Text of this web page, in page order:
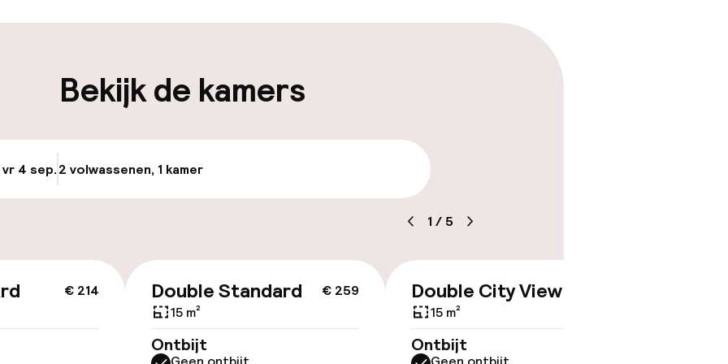
op eigen
Luchthavenshuttle
Transferservice
Bekijk de kamers
4 sep.2 volwassenen, 1 kamer
1 / 5
€ 214 € 259
Double Standard
15 m²
Ontbijt
Double City View
15 m²
Ontbijt